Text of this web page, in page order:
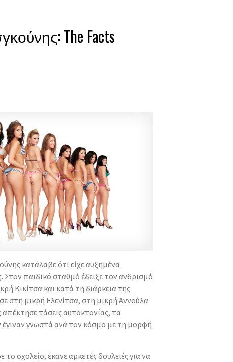
The Facts
κατάλαβε ότι είχε αυξημένα
παιδικό σταθμό έδειξε τον ανδρισμό
Κικίτσα και κατά τη διάρκεια της
στη μικρή Ελενίτσα, στη μικρή Αννούλα
τάσεις αυτοκτονίας, τα
γνωστά ανά τον κόσμο με τη μορφή
το σχολείο, έκανε αρκετές δουλειές για να